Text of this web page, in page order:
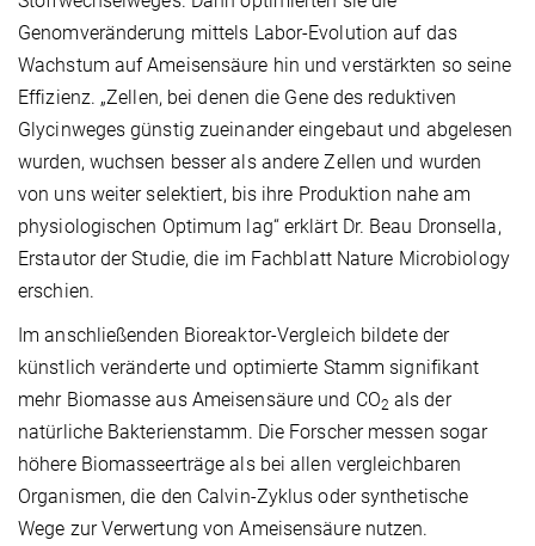
Genomveränderung mittels Labor-Evolution auf das
Wachstum auf Ameisensäure hin und verstärkten so seine
Effizienz. „Zellen, bei denen die Gene des reduktiven
Glycinweges günstig zueinander eingebaut und abgelesen
wurden, wuchsen besser als andere Zellen und wurden
von uns weiter selektiert, bis ihre Produktion nahe am
physiologischen Optimum lag“ erklärt Dr. Beau Dronsella,
Erstautor der Studie, die im Fachblatt Nature Microbiology
erschien.
Im anschließenden Bioreaktor-Vergleich bildete der
künstlich veränderte und optimierte Stamm signifikant
mehr Biomasse aus Ameisensäure und CO2 als der
natürliche Bakterienstamm. Die Forscher messen sogar
höhere Biomasseerträge als bei allen vergleichbaren
Organismen, die den Calvin-Zyklus oder synthetische
Wege zur Verwertung von Ameisensäure nutzen.